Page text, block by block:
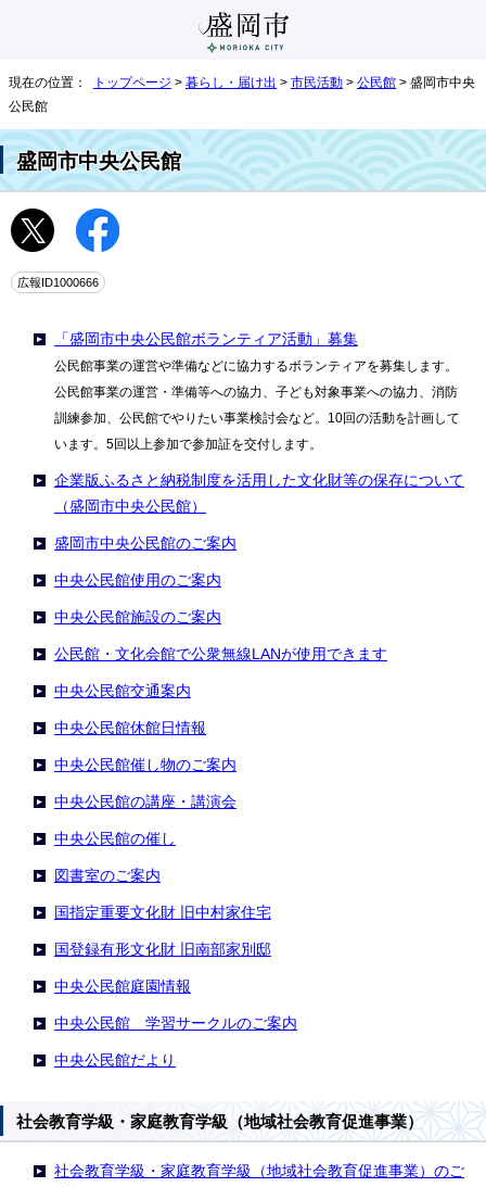
現在の位置： トップページ > 暮らし・届け出 > 市民活動 > 公民館 > 盛岡市中央
公民館
盛岡市中央公民館
広報ID1000666
「盛岡市中央公民館ボランティア活動」募集
公民館事業の運営や準備などに協力するボランティアを募集します。
公民館事業の運営・準備等への協力、子ども対象事業への協力、消防
訓練参加、公民館でやりたい事業検討会など。10回の活動を計画して
います。5回以上参加で参加証を交付します。
企業版ふるさと納税制度を活用した文化財等の保存について
（盛岡市中央公民館）
盛岡市中央公民館のご案内
中央公民館使用のご案内
中央公民館施設のご案内
公民館・文化会館で公衆無線LANが使用できます
中央公民館交通案内
中央公民館休館日情報
中央公民館催し物のご案内
中央公民館の講座・講演会
中央公民館の催し
図書室のご案内
国指定重要文化財 旧中村家住宅
国登録有形文化財 旧南部家別邸
中央公民館庭園情報
中央公民館 学習サークルのご案内
中央公民館だより
社会教育学級・家庭教育学級（地域社会教育促進事業）
社会教育学級・家庭教育学級（地域社会教育促進事業）のご